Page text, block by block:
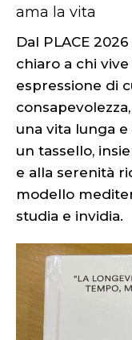
ama la vita
Dal PLACE
chiaro a chi
espressione di
una vita lunga e
un tassello,
e alla serenità
modello
studia e invidia.